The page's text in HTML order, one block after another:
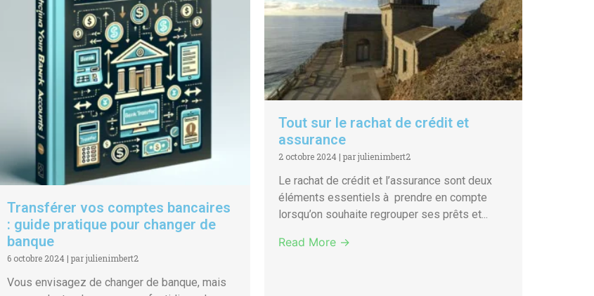
Transférer vos comptes bancaires
: guide pratique pour changer de
banque
6 octobre 2024 | par julienimbert2
Vous envisagez de changer de banque, mais
Tout sur le rachat de crédit et
assurance
2 octobre 2024 |par julienimbert2
Le rachat de crédit et l’assurance sont deux
éléments essentiels à prendre en compte
lorsqu’on souhaite regrouper ses prêts et...
Read More →